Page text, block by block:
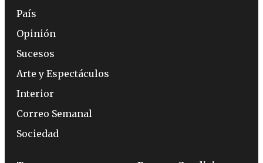
País
Opinión
Sucesos
Arte y Espectáculos
Interior
Correo Semanal
Sociedad